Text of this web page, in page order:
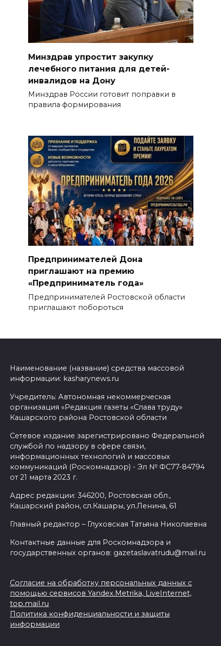
Минздрав упростит закупку
лечебного питания для детей-
инвалидов на Дону
Минздрав России готовит поправки в
правила формирования
Предпринимателей Дона
приглашают на премию
«Предприниматель года»
Предпринимателей Ростовской области
приглашают побороться
Наименование (название) средства массовой
информации: kasharynews.ru
Учредитель: Автономная некоммерческая
организация «Редакция газеты «Слава труду»
Кашарского района Ростовской области
Сетевое издание зарегистрировано Федеральной
службой по надзору в сфере связи,
информационных технологий и массовых
коммуникаций (Роскомнадзор) - Эл № ФС77-84794
от 21 марта 2023 г.
Адрес редакции: 346200, Ростовская обл.,
Кашарский район, сл.Кашары, ул.Ленина, 61
Главный редактор – Глуховская Татьяна Николаевна
Контактные данные для Роскомнадзора и
государственных органов: gazetaslavatrudu@mail.ru
Согласие на обработку персональных данных с
помощью сервисов Yandex.Metrika, LiveInternet,
top.mail.ru
Политика конфиденциальности и защиты
информации